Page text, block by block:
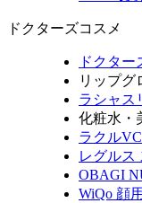
ドクターズコスメ
ドクタ
リップグ
ラシャス
化粧水・
ラクル
レグルス
OBAGI
WiQo 顔